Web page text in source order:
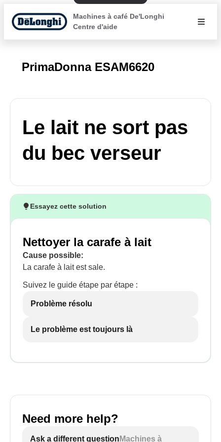
Machines à café De'Longhi
Centre d'aide
PrimaDonna ESAM6620
Le lait ne sort pas
du bec verseur
Essayez cette solution
Nettoyer la carafe à lait
Cause possible:
La carafe à lait est sale.
Suivez le guide étape par étape :
Problème résolu
Le problème est toujours là
Need more help?
Ask a different question Machines à